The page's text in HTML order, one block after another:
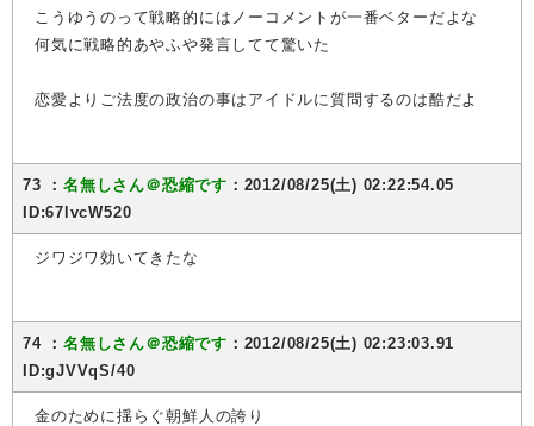
こうゆうのって戦略的にはノーコメントが一番ベターだよな
何気に戦略的あやふや発言してて驚いた
恋愛よりご法度の政治の事はアイドルに質問するのは酷だよ
73 ：名無しさん＠恐縮です ：2012/08/25(土) 02:22:54.05
ID:67lvcW520
ジワジワ効いてきたな
74 ：名無しさん＠恐縮です ：2012/08/25(土) 02:23:03.91
ID:gJVVqS/40
金のために揺らぐ朝鮮人の誇り